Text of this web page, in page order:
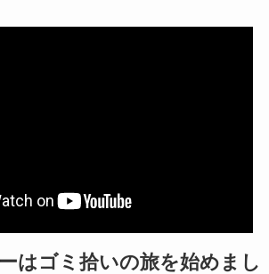
はゴミ拾いの旅を始めまし